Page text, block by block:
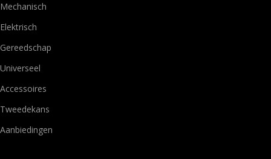
Mechanisch
Elektrisch
Gereedschap
Universeel
Accessoires
Tweedekans
Aanbiedingen